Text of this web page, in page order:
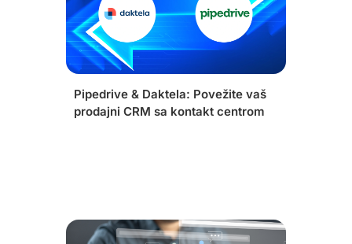
Pipedrive & Daktela: Povežite vaš
prodajni CRM sa kontakt centrom